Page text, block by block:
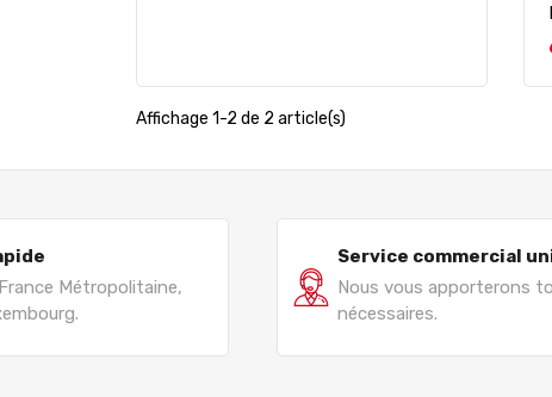
Affichage 1-2 de 2 article(s)
Métropolitaine,
Service commercial
Nous vous apporterons
nécessaires.